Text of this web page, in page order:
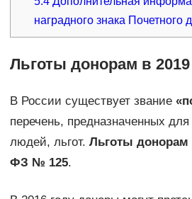
наградного знака Почетного
Льготы донорам в 2019
В России существует звание
перечень, предназначенных
людей, льгот. Льготы донорам
ФЗ № 125.